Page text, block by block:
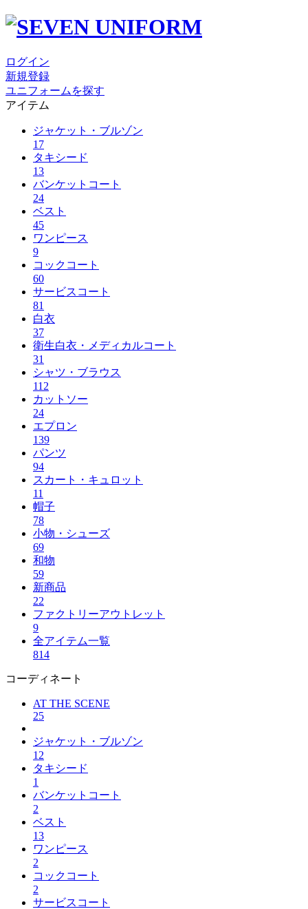
ログイン
新規登録
ユニフォームを探す
アイテム
ジャケット・ブルゾン
17
タキシード
13
バンケットコート
24
ベスト
45
ワンピース
9
コックコート
60
サービスコート
81
白衣
37
衛生白衣・メディカルコート
31
シャツ・ブラウス
112
カットソー
24
エプロン
139
パンツ
94
スカート・キュロット
11
帽子
78
小物・シューズ
69
和物
59
新商品
22
ファクトリーアウトレット
9
全アイテム一覧
814
コーディネート
AT THE SCENE
25
ジャケット・ブルゾン
12
タキシード
1
バンケットコート
2
ベスト
13
ワンピース
2
コックコート
2
サービスコート